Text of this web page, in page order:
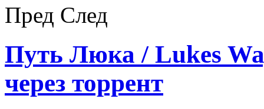
Пред След
Путь Люка / Lukes
через торрент